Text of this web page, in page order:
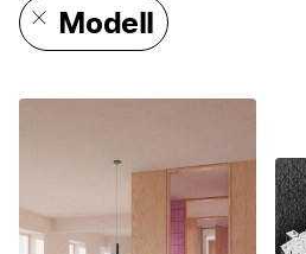
Modell